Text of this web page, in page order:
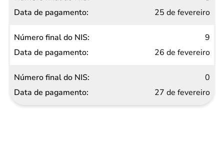
25 de fevereiro
9
26 de fevereiro
0
27 de fevereiro